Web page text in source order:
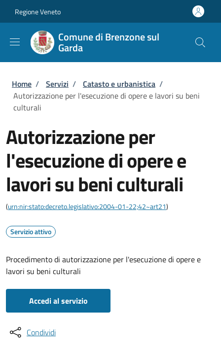
Regione Veneto
Comune di Brenzone sul
Garda
Briciole di pane
Home / Servizi / Catasto e urbanistica /
Autorizzazione per l'esecuzione di opere e lavori su beni
culturali
Autorizzazione per
l'esecuzione di opere e
lavori su beni culturali
(urn:nir:stato:decreto.legislativo:2004-01-22;42~art21)
Servizio attivo
Procedimento di autorizzazione per l'esecuzione di opere e
lavori su beni culturali
Accedi al servizio
Condividi